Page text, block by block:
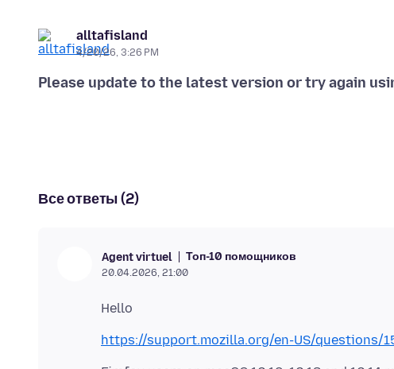
alltafisland
4/20/26, 3:26 PM
Please update to the latest version or try again
Все ответы (2)
Agent virtuel Топ-10 помощников
20.04.2026, 21:00
https://support.mozilla.org/en-US/questions/